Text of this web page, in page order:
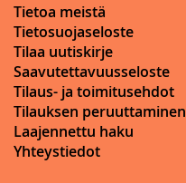
Tietoa meistä
Tietosuojaseloste
Tilaa uutiskirje
Saavutettavuusseloste
Tilaus- ja toimitusehdot
Tilauksen peruuttaminen
Laajennettu haku
Yhteystiedot